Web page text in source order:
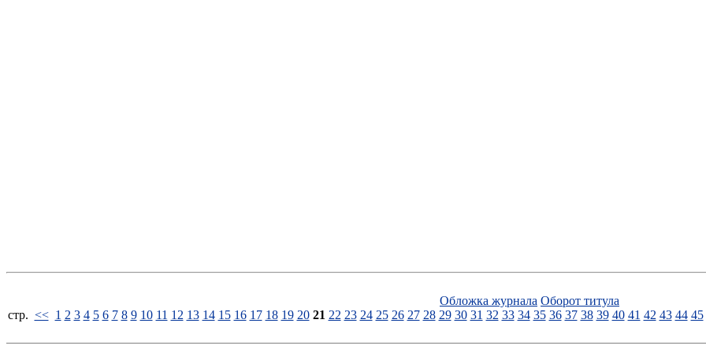
Обложка журнала Оборот титула
стp. << 1 2 3 4 5 6 7 8 9 10 11 12 13 14 15 16 17 18 19 20 21 22 23 24 25 26 27 28 29 30 31 32 33 34 35 36 37 38 39 40 41 42 43 44 45